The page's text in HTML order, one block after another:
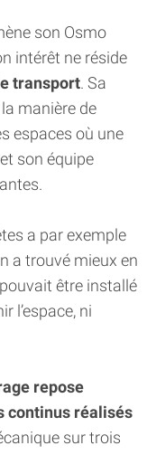
son Osmo
intérêt ne réside
transport. Sa
manière de
espaces où une
son équipe
a par exemple
a trouvé mieux en
être installé
l’espace, ni
repose
continus réalisés
sur trois